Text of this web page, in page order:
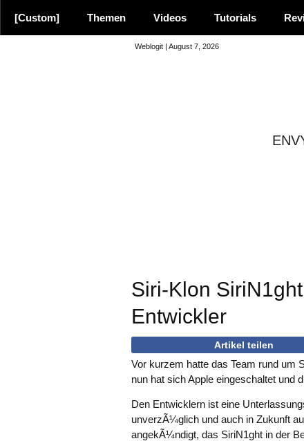
[Custom] Themen Videos Tutorials
Weblogit | August 7, 2026
Empfehlung
Siri-Klon
Entwickler
Artikel teilen
Vor kurzem hatte das Team rund um
nun hat sich Apple eingeschaltet und
Den Entwicklern ist eine
unverzÃ¼glich und auch in Zukunft
angekÃ¼ndigt, das SiriN1ght in der